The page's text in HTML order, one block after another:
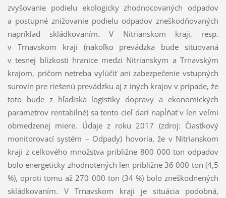
zvyšovanie podielu ekologicky zhodnocovaných odpadov
a postupné znižovanie podielu odpadov zneškodňovaných
napríklad skládkovaním. V Nitrianskom kraji, resp.
v Trnavskom kraji (nakoľko prevádzka bude situovaná
v tesnej blízkosti hranice medzi Nitrianskym a Trnavským
krajom, pričom netreba vylúčiť ani zabezpečenie vstupných
surovín pre riešenú prevádzku aj z iných krajov v prípade, že
toto bude z hľadiska logistiky dopravy a ekonomických
parametrov rentabilné) sa tento cieľ darí napĺňať v len veľmi
obmedzenej miere. Údaje z roku 2017 (zdroj: Čiastkový
monitorovací systém – Odpady) hovoria, že v Nitrianskom
kraji z celkového množstva približne 800 000 ton odpadov
bolo energeticky zhodnotených len približne 36 000 ton (4,5
%), oproti tomu až 270 000 ton (34 %) bolo zneškodnených
skládkovaním. V Trnavskom kraji je situácia podobná,